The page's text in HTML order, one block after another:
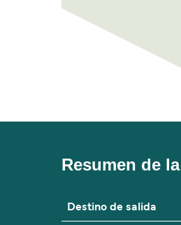
Resumen de
Destino de salida